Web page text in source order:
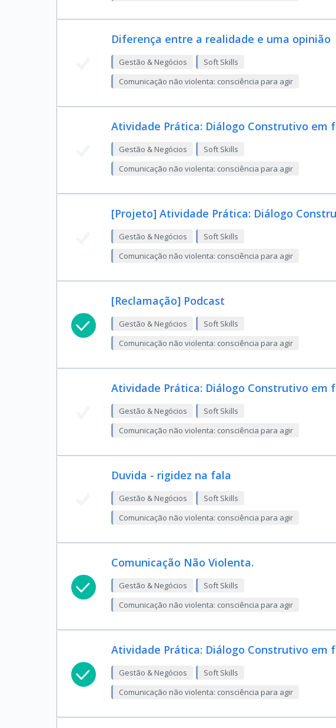
Diferença entre a realidade e uma opinião
Gestão & Negócios
Soft Skills
Comunicação não violenta: consciência para agir
Atividade Prática: Diálogo Construtivo em
Gestão & Negócios
Soft Skills
Comunicação não violenta: consciência para agir
[Projeto] Atividade Prática: Diálogo
Gestão & Negócios
Soft Skills
Comunicação não violenta: consciência para agir
[Reclamação] Podcast
Gestão & Negócios
Soft Skills
Comunicação não violenta: consciência para agir
Atividade Prática: Diálogo Construtivo em
Gestão & Negócios
Soft Skills
Comunicação não violenta: consciência para agir
Duvida - rigidez na fala
Gestão & Negócios
Soft Skills
Comunicação não violenta: consciência para agir
Comunicação Não Violenta.
Gestão & Negócios
Soft Skills
Comunicação não violenta: consciência para agir
Atividade Prática: Diálogo Construtivo em
Gestão & Negócios
Soft Skills
Comunicação não violenta: consciência para agir